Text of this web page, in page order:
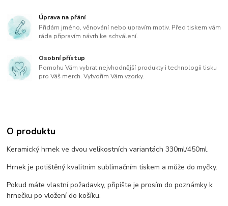
Úprava na přání
Přidám jméno, věnování nebo upravím motiv. Před tiskem vám
ráda připravím návrh ke schválení.
Osobní přístup
Pomohu Vám vybrat nejvhodnější produkty i technologii tisku
pro Váš merch. Vytvořím Vám vzorky.
O produktu
Keramický hrnek ve dvou velikostních variantách 330ml/450ml.
Hrnek je potištěný kvalitním sublimačním tiskem a může do myčky.
Pokud máte vlastní požadavky, připište je prosím do poznámky k
hrnečku po vložení do košíku.